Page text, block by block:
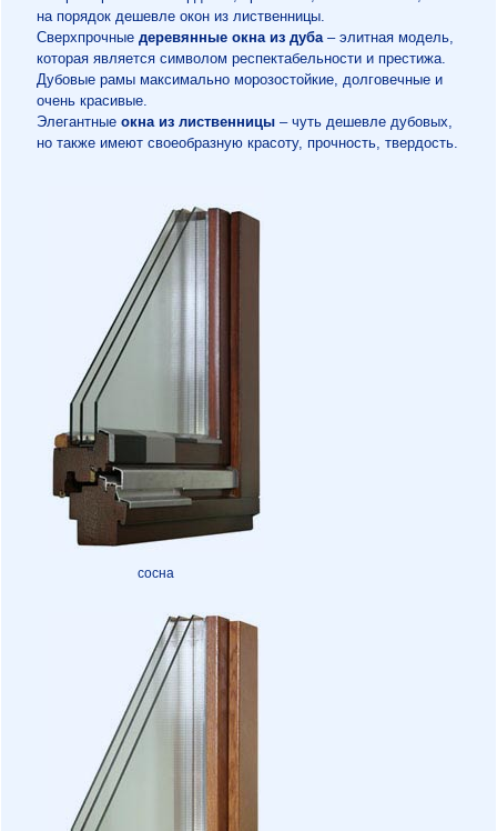
на порядок дешевле окон из лиственницы.
Сверхпрочные деревянные окна из дуба– элитная модель,
которая является символом респектабельности и престижа.
Дубовые рамы максимально морозостойкие, долговечные и
очень красивые.
Элегантные окна из лиственницы – чуть дешевле дубовых,
но также имеют своеобразную красоту, прочность, твердость.
сосна